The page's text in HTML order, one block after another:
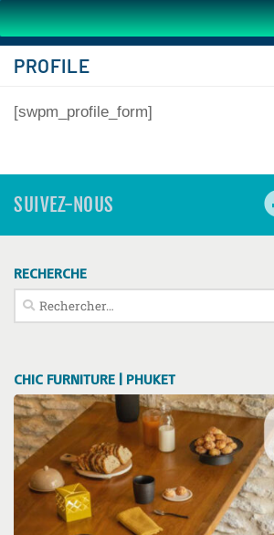
PROFILE
[swpm_profile_form]
SUIVEZ-NOUS
RECHERCHE
Rechercher :
CHIC FURNITURE | PHUKET